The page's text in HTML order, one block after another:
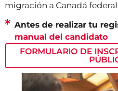
migración a Canadá
Antes de realizar tu
manual del candidato
FORMULARIO DE